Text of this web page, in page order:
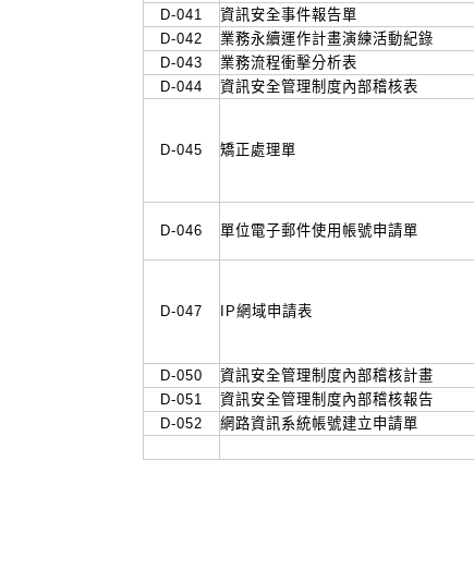
D-041
資訊安全事件報告單
D-042
業務永續運作計畫演練活動紀錄
D-043
業務流程衝擊分析表
D-044
資訊安全管理制度內部稽核表
D-045 矯正處理單
D-046 單位電子郵件使用帳號申請單
D-047 IP網域申請表
D-050 資訊安全管理制度內部稽核計畫
D-051
資訊安全管理制度內部稽核報告
D-052
網路資訊系統帳號建立申請單